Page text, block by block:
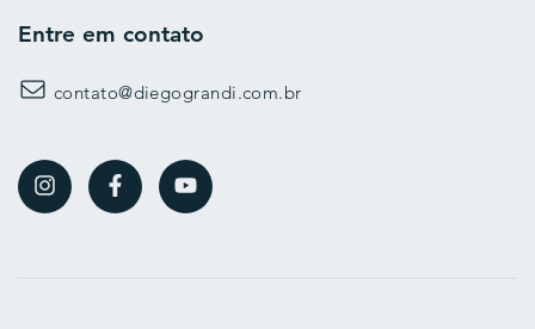
Entre em contato
contato@diegograndi.com.br